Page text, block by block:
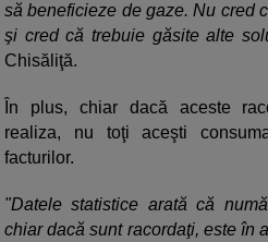
să beneficieze de gaze. Nu cred
şi cred că trebuie găsite alte
Chisăliţă.
În plus, chiar dacă aceste
realiza, nu toţi aceşti
facturilor.
"Datele statistice arată că
chiar dacă sunt racordaţi, este în